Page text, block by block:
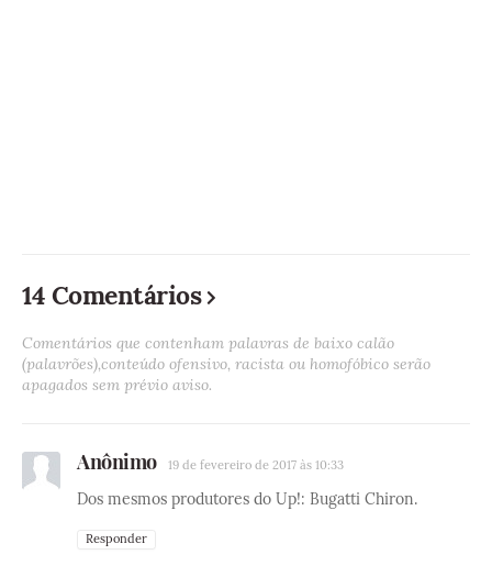
14 Comentários
Comentários que contenham palavras de baixo calão
(palavrões),conteúdo ofensivo, racista ou homofóbico serão
apagados sem prévio aviso.
Anônimo 19 de fevereiro de 2017 às 10:33
Dos mesmos produtores do Up!: Bugatti Chiron.
Responder